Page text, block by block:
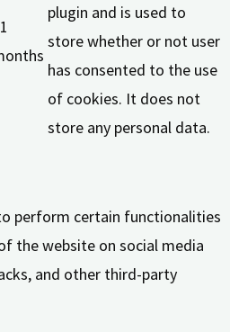
plugin and is used to
store whether or not user
has consented to the use
of cookies. It does not
store any personal data.
perform certain functionalities
the website on social media
and other third-party